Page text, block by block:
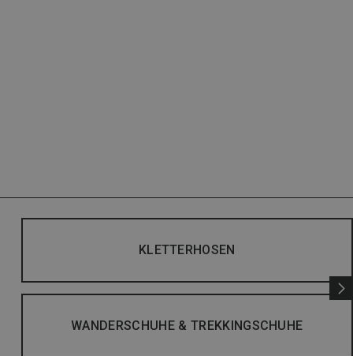
KLETTERHOSEN
WANDERSCHUHE & TREKKINGSCHUHE